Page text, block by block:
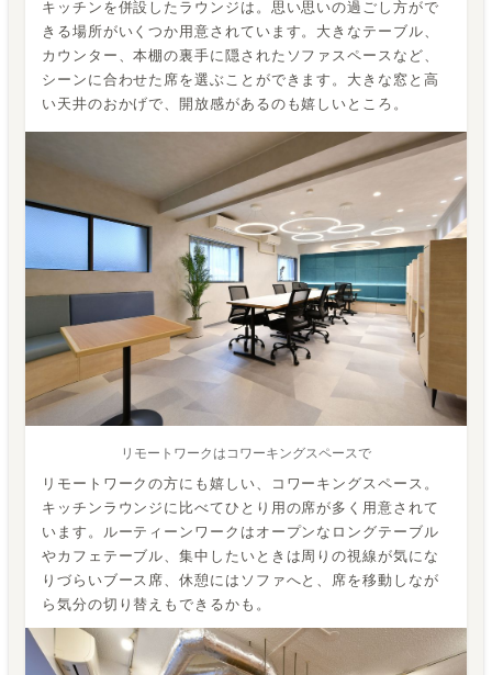
キッチンを併設したラウンジは。思い思いの過ごし方がで
きる場所がいくつか用意されています。大きなテーブル、
カウンター、本棚の裏手に隠されたソファスペースなど、
シーンに合わせた席を選ぶことができます。大きな窓と高
い天井のおかげで、開放感があるのも嬉しいところ。
リモートワークはコワーキングスペースで
リモートワークの方にも嬉しい、コワーキングスペース。
キッチンラウンジに比べてひとり用の席が多く用意されて
います。ルーティーンワークはオープンなロングテーブル
やカフェテーブル、集中したいときは周りの視線が気にな
りづらいブース席、休憩にはソファへと、席を移動しなが
ら気分の切り替えもできるかも。